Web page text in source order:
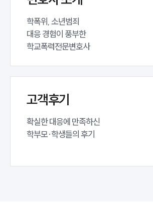
학폭위, 소년범죄
대응 경험이 풍부한
학교폭력전문변호사
고객후기
확실한 대응에 만족하신
학부모·학생들의 후기